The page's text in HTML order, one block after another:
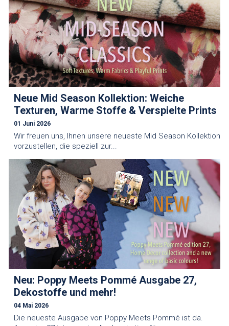
Neue Mid Season Kollektion: Weiche
Texturen, Warme Stoffe & Verspielte Prints
01 Juni 2026
Wir freuen uns, Ihnen unsere neueste Mid Season Kollektion
vorzustellen, die speziell zur...
Neu: Poppy Meets Pommé Ausgabe 27,
Dekostoffe und mehr!
04 Mai 2026
Die neueste Ausgabe von Poppy Meets Pommé ist da.